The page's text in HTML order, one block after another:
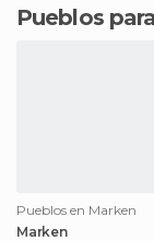
Pueblos
Pueblos en Marken
Marken